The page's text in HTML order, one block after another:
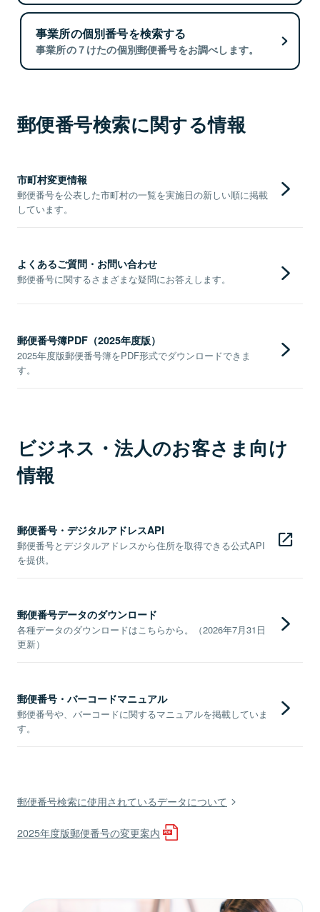
事業所の個別番号を検索する
事業所の７けたの個別郵便番号をお調べします。
郵便番号検索に関する情報
市町村変更情報
郵便番号を公表した市町村の一覧を実施日の新しい順に掲載
しています。
よくあるご質問・お問い合わせ
郵便番号に関するさまざまな疑問にお答えします。
郵便番号簿PDF（2025年度版）
2025年度版郵便番号簿をPDF形式でダウンロードできま
す。
ビジネス・法人のお客さま向け
情報
郵便番号・デジタルアドレスAPI
郵便番号とデジタルアドレスから住所を取得できる公式API
を提供。
郵便番号データのダウンロード
各種データのダウンロードはこちらから。（2026年7月31日
更新）
郵便番号・バーコードマニュアル
郵便番号や、バーコードに関するマニュアルを掲載していま
す。
郵便番号検索に使用されているデータについて
2025年度版郵便番号の変更案内